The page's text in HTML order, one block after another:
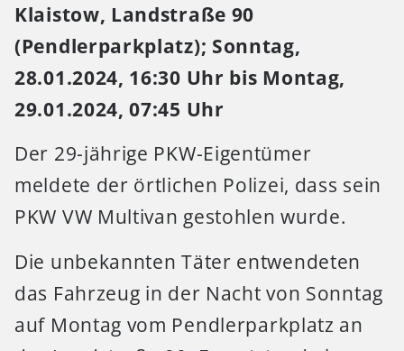
Klaistow, Landstraße 90
(Pendlerparkplatz); Sonntag,
28.01.2024, 16:30 Uhr bis Montag,
29.01.2024, 07:45 Uhr
Der 29-jährige PKW-Eigentümer
meldete der örtlichen Polizei, dass sein
PKW VW Multivan gestohlen wurde.
Die unbekannten Täter entwendeten
das Fahrzeug in der Nacht von Sonntag
auf Montag vom Pendlerparkplatz an